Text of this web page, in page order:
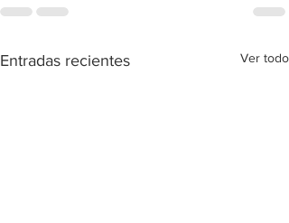
Entradas recientes Ver todo